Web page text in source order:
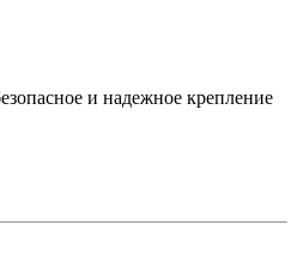
и надежное крепление